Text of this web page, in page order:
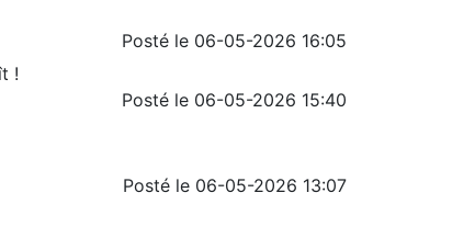
Posté le 06-05-2026 16:05
!
Posté le 06-05-2026 15:40
Posté le 06-05-2026 13:07